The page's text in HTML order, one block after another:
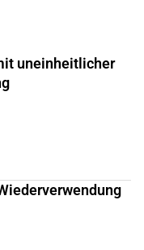
uneinheitlicher